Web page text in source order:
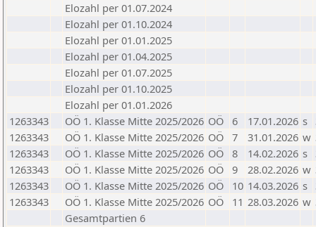
Elozahl per 01.07.2024
Elozahl per 01.10.2024
Elozahl per 01.01.2025
Elozahl per 01.04.2025
Elozahl per 01.07.2025
Elozahl per 01.10.2025
Elozahl per 01.01.2026
1263343
OÖ 1. Klasse Mitte 2025/2026 OÖ 6 17.01.2026 s
1263343
OÖ 1. Klasse Mitte 2025/2026 OÖ 7 31.01.2026 w
1263343
OÖ 1. Klasse Mitte 2025/2026 OÖ 8 14.02.2026 s
1263343
OÖ 1. Klasse Mitte 2025/2026 OÖ 9 28.02.2026 w
1263343
OÖ 1. Klasse Mitte 2025/2026 OÖ 10 14.03.2026 s
1263343
OÖ 1. Klasse Mitte 2025/2026 OÖ 11 28.03.2026 w
Gesamtpartien 6